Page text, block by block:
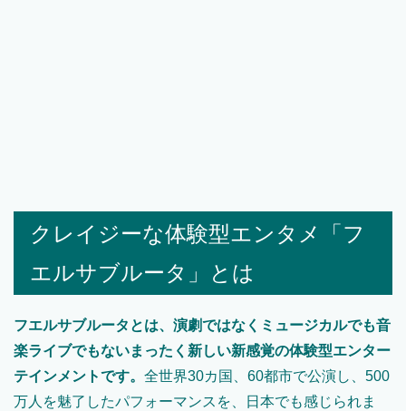
クレイジーな体験型エンタメ「フ
エルサブルータ」とは
フエルサブルータとは、演劇ではなくミュージカルでも音
楽ライブでもないまったく新しい新感覚の体験型エンター
テインメントです。 全世界30カ国、60都市で公演し、500
万人を魅了したパフォーマンスを、日本でも感じられま